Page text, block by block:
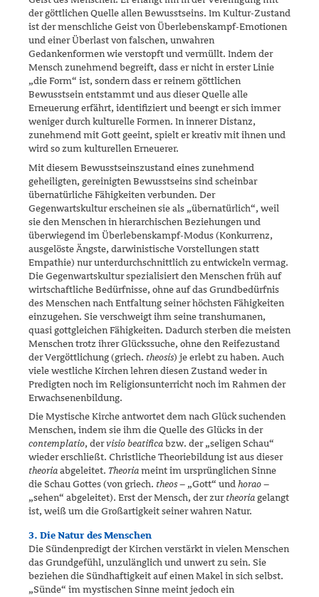
der göttlichen Quelle allen Bewusstseins. Im Kultur-Zustand
ist der menschliche Geist von Überlebenskampf-Emo­tionen
und einer Überlast von falschen, unwahren
Gedankenformen wie verstopft und vermüllt. Indem der
Mensch zunehmend begreift, dass er nicht in erster Linie
„die Form“ ist, sondern dass er reinem göttlichen
Bewusstsein entstammt und aus dieser Quelle alle
Erneuerung erfährt, identifiziert und beengt er sich immer
weniger durch kulturelle For­men. In innerer Distanz,
zunehmend mit Gott geeint, spielt er kreativ mit ihnen und
wird so zum kulturellen Erneuerer.
Mit diesem Bewusstseinszustand eines zunehmend
geheiligten, gerei­nigten Bewusstseins sind scheinbar
übernatürliche Fähigkeiten ver­bunden. Der
Gegenwartskultur erscheinen sie als „übernatürlich“, weil
sie den Menschen in hierarchischen Beziehungen und
überwiegend im Überlebenskampf-Modus (Konkurrenz,
ausgelöste Ängste, darwinis­tische Vorstellungen statt
Empathie) nur unterdurchschnittlich zu entwickeln vermag.
Die Gegenwartskultur spezialisiert den Menschen früh auf
wirtschaftliche Bedürfnisse, ohne auf das Grundbedürfnis
des Menschen nach Entfaltung seiner höchsten Fähigkeiten
einzugehen. Sie verschweigt ihm seine transhumanen,
quasi gottgleichen Fähigkeiten. Dadurch sterben die meisten
Menschen trotz ihrer Glückssuche, ohne den Reifezustand
der Vergöttlichung (griech. theosis) je erlebt zu haben. Auch
viele westliche Kirchen lehren diesen Zustand weder in
Predigten noch im Religionsunterricht noch im Rahmen der
Erwachsenenbildung.
Die Mystische Kirche antwortet dem nach Glück suchenden
Menschen, indem sie ihm die Quelle des Glücks in der
contemplatio, dervisio beatifica bzw. der „seligen Schau“
wieder erschließt. Christliche Theo­riebildung ist aus dieser
theoria abgeleitet. Theoria meint im ursprüng­lichen Sinne
die Schau Gottes (von griech. theos– „Gott“ und horao –
„sehen“ abgeleitet). Erst der Mensch, der zurtheoria gelangt
ist, weiß um die Großartigkeit seiner wahren Natur.
3. Die Natur des Menschen
Die Sündenpredigt der Kirchen verstärkt in vielen Menschen
das Grund­gefühl, unzulänglich und unwert zu sein. Sie
beziehen die Sündhaftig­keit auf einen Makel in sich selbst.
„Sünde“ im mystischen Sinne meint jedoch ein